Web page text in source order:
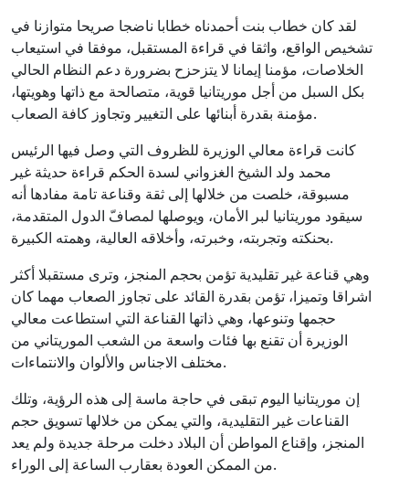
لقد كان خطاب بنت أحمدناه خطابا ناضجا صريحا متوازنا في
تشخيص الواقع، واثقا في قراءة المستقبل، موفقا في استيعاب
الخلاصات، مؤمنا إيمانا لا يتزحزح بضرورة دعم النظام الحالي
بكل السبل من أجل موريتانيا قوية، متصالحة مع ذاتها وهويتها،
مؤمنة بقدرة أبنائها على التغيير وتجاوز كافة الصعاب.
كانت قراءة معالي الوزيرة للظروف التي وصل فيها الرئيس
محمد ولد الشيخ الغزواني لسدة الحكم قراءة حديثة غير
مسبوقة، خلصت من خلالها إلى ثقة وقناعة تامة مفادها أنه
سيقود موريتانيا لبر الأمان، ويوصلها لمصافّ الدول المتقدمة،
بحنكته وتجربته، وخبرته، وأخلاقه العالية، وهمته الكبيرة.
وهي قناعة غير تقليدية تؤمن بحجم المنجز، وترى مستقبلا أكثر
اشراقا وتميزا، تؤمن بقدرة القائد على تجاوز الصعاب مهما كان
حجمها وتنوعها، وهي ذاتها القناعة التي استطاعت معالي
الوزيرة أن تقنع بها فئات واسعة من الشعب الموريتاني من
مختلف الاجناس والألوان والانتماءات.
إن موريتانيا اليوم تبقى في حاجة ماسة إلى هذه الرؤية، وتلك
القناعات غير التقليدية، والتي يمكن من خلالها تسويق حجم
المنجز، وإقناع المواطن أن البلاد دخلت مرحلة جديدة ولم يعد
من الممكن العودة بعقارب الساعة إلى الوراء.